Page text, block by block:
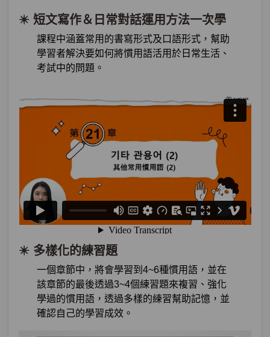
單元1
＂缺手＂是什麼意思？四種關於
接待的慣用語
單元2 四種關於接待的慣用語－綜合練
習
02:58
第19章： 表達建議的慣用語
單元1 ＂把腳抽出來＂是什麼意思？五
種表達建議的慣用語
10:08
單元2
五種表達建議的慣用語－綜合練
習
03:29
第20章： 其他常用的慣用語(1)
單元1 ＂嘴巴聚在一起＂是什麼意思？
還有這五種其他常用的慣用語(1)
單元2 五種其他常用的慣用語(1)－綜合
練習
02:49
✴️ 短文寫作＆日常對話運用方法一次學
課程中涵蓋常用的書寫形式及口語形式，幫助
學習者解決要如何將慣用語活用於日常生活、
考試中的問題。
✴️ 多樣化的練習題
一個章節中，將會學習到4~6種慣用語，並在
該章節的最後透過3~4個練習題來複習、強化
學過的慣用語，透過多樣的練習幫助記憶，並
確認自己的學習成效。